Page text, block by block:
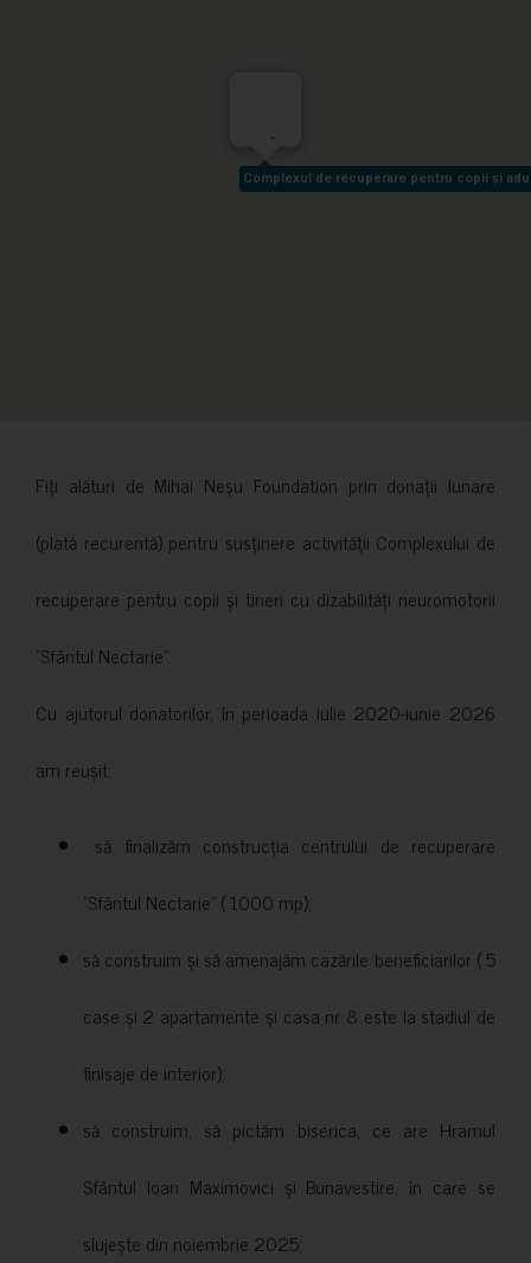
Complexul de recuperare pentru copii și
Complexul de recuperare pentru copii și
-
Fiți alături de Mihai Neșu Foundation prin donații lunare
(plată recurentă) pentru susținere activității Complexului de
recuperare pentru copii și tineri cu dizabilități neuromotorii
”Sfântul Nectarie”.
Cu ajutorul donatorilor, în perioada iulie 2020-iunie 2026
am reușit:
să finalizăm construcția centrului de recuperare
”Sfântul Nectarie” ( 1000 mp);
să construim și să amenajăm cazările beneficiarilor ( 5
case și 2 apartamente și casa nr 8 este la stadiul de
finisaje de interior);
să construim, să pictăm biserica, ce are Hramul
Sfântul Ioan Maximovici și Bunavestire, în care se
slujește din noiembrie 2025;